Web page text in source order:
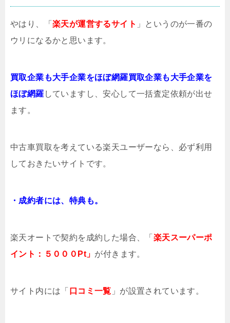
やはり、「 楽天が運営するサイト 」というのが一番の
ウリになるかと思います。
買取企業も大手企業をほぼ網羅買取企業も大手企業を
ほぼ網羅 していますし、安心して一括査定依頼が出せ
ます。
中古車買取を考えている楽天ユーザーなら、必ず利用
しておきたいサイトです。
・成約者には、特典も。
楽天オートで契約を成約した場合、「 楽天スーパーポ
イント：５０００Pt」 が付きます。
サイト内には「 口コミ一覧 」が設置されています。